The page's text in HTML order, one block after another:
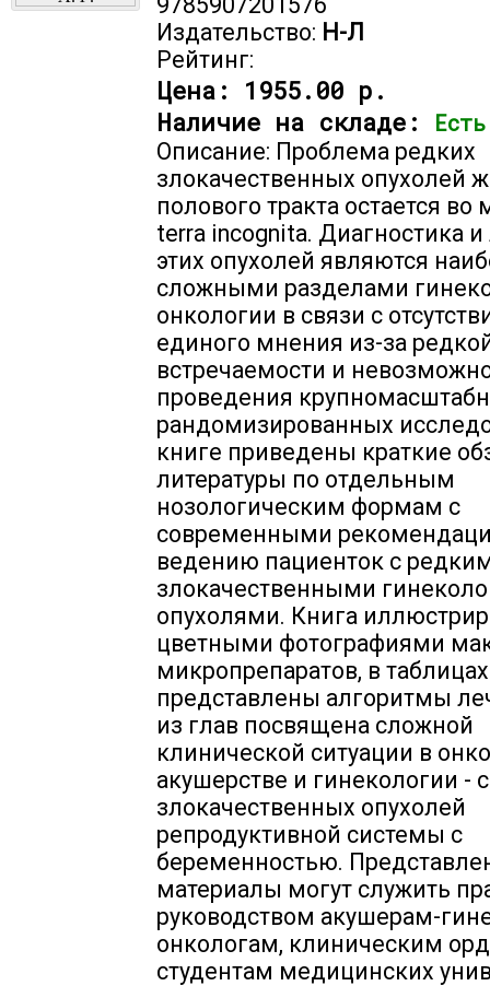
Издательство: Н-Л
Рейтинг:
Цена: 1955.00 р.
Наличие на складе:
Описание: Проблема редких
злокачественных опухолей
полового тракта остается
terra incognita. Диагностика
этих опухолей являются
сложными разделами
онкологии в связи с
единого мнения из-за
встречаемости и
проведения
рандомизированных
книге приведены краткие
литературы по отдельным
нозологическим формам с
современными
ведению пациенток с
злокачественными
опухолями. Книга
цветными фотографиями
микропрепаратов, в таблицах
представлены алгоритмы
из глав посвящена сложной
клинической ситуации в
акушерстве и гинекологии -
злокачественных опухолей
репродуктивной системы с
беременностью.
материалы могут служить
руководством акушерам-
онкологам, клиническим
студентам медицинских